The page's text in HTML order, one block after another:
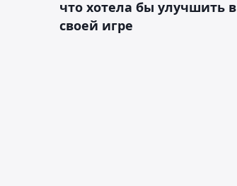
что хотела бы улучшить в
своей игре